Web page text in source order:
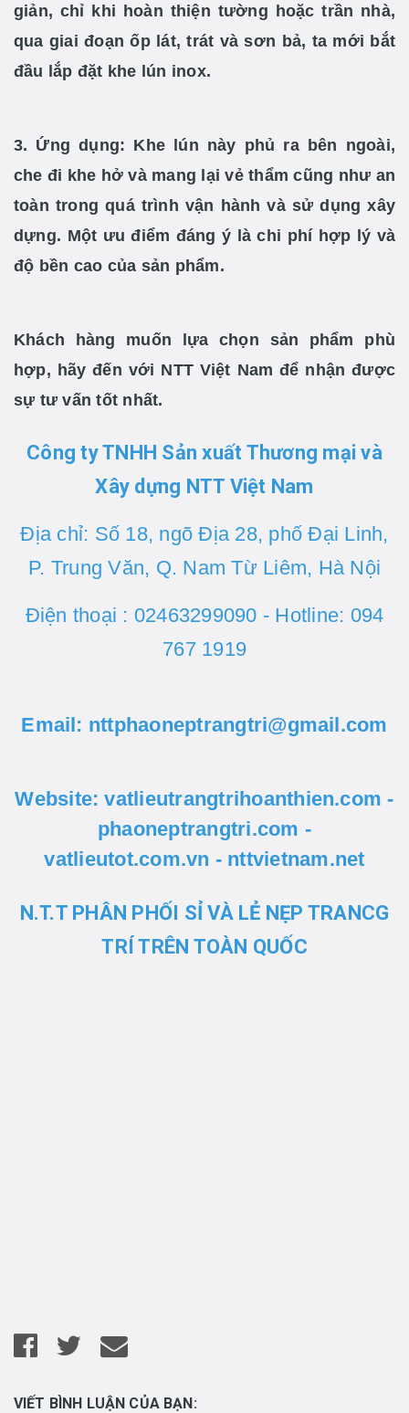
giản, chỉ khi hoàn thiện tường hoặc trần nhà,
qua giai đoạn ốp lát, trát và sơn bả, ta mới bắt
đầu lắp đặt khe lún inox.
3. Ứng dụng: Khe lún này phủ ra bên ngoài,
che đi khe hở và mang lại vẻ thẩm cũng như an
toàn trong quá trình vận hành và sử dụng xây
dựng. Một ưu điểm đángý là chi phí hợp lý và
độ bền cao của sản phẩm.
Khách hàng muốn lựa chọn sản phẩm phù
hợp, hãy đến với NTT Việt Nam để nhận được
sự tư vấn tốt nhất.
Công ty TNHH Sản xuất Thương mại và
Xây dựng NTT Việt Nam
Địa chỉ: Số 18, ngõ Địa 28, phố Đại Linh,
P. Trung Văn, Q. Nam Từ Liêm, Hà Nội
Điện thoại : 02463299090 - Hotline: 094
767 1919
Email: nttphaoneptrangtri@gmail.com
Website: vatlieutrangtrihoanthien.com -
phaoneptrangtri.com -
vatlieutot.com.vn - nttvietnam.net
N.T.T PHÂN PHỐI SỈ VÀ LẺ NẸP TRANCG
TRÍ TRÊN TOÀN QUỐC
VIẾT BÌNH LUẬN CỦA BẠN: